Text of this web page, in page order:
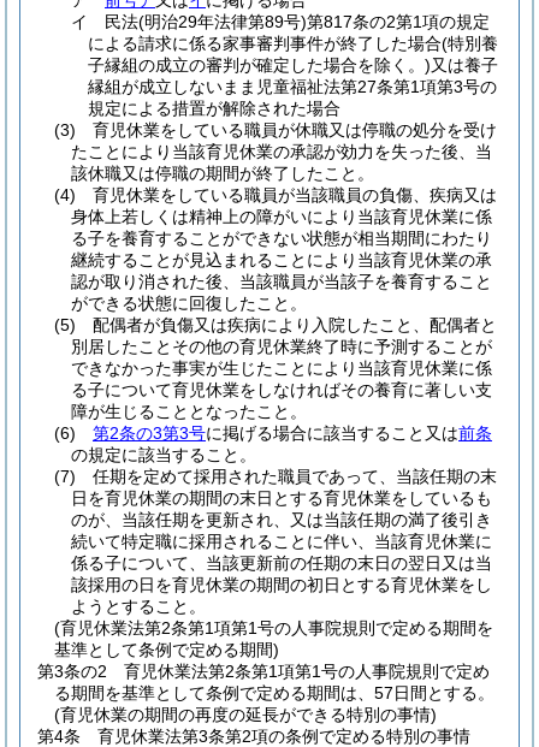
イ
民法(明治29年法律第89号)第817条の2第1項の規定
による請求に係る家事審判事件が終了した場合(特別養
子縁組の成立の審判が確定した場合を除く。)又は養子
縁組が成立しないまま児童福祉法第27条第1項第3号の
規定による措置が解除された場合
(3)
育児休業をしている職員が休職又は停職の処分を受け
たことにより当該育児休業の承認が効力を失った後、当
該休職又は停職の期間が終了したこと。
(4)
育児休業をしている職員が当該職員の負傷、疾病又は
身体上若しくは精神上の障がいにより当該育児休業に係
る子を養育することができない状態が相当期間にわたり
継続することが見込まれることにより当該育児休業の承
認が取り消された後、当該職員が当該子を養育すること
ができる状態に回復したこと。
(5)
配偶者が負傷又は疾病により入院したこと、配偶者と
別居したことその他の育児休業終了時に予測することが
できなかった事実が生じたことにより当該育児休業に係
る子について育児休業をしなければその養育に著しい支
障が生じることとなったこと。
(6)
第2条の3第3号に掲げる場合に該当すること又は前条
の規定に該当すること。
(7)
任期を定めて採用された職員であって、当該任期の末
日を育児休業の期間の末日とする育児休業をしているも
のが、当該任期を更新され、又は当該任期の満了後引き
続いて特定職に採用されることに伴い、当該育児休業に
係る子について、当該更新前の任期の末日の翌日又は当
該採用の日を育児休業の期間の初日とする育児休業をし
ようとすること。
(育児休業法第2条第1項第1号の人事院規則で定める期間を
基準として条例で定める期間)
第3条の2
育児休業法第2条第1項第1号の人事院規則で定め
る期間を基準として条例で定める期間は、57日間とする。
(育児休業の期間の再度の延長ができる特別の事情)
第4条
育児休業法第3条第2項の条例で定める特別の事情